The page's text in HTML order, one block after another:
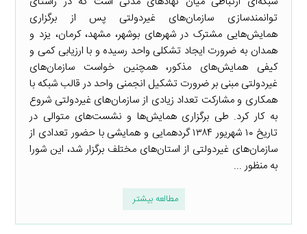
توانمندسازی سازمان‌های غیردولتی پس از برگزاری
همایش‌هایی مشترک در شهرهای بوشهر، مشهد، کرمان، یزد و
همدان به ضرورت ایجاد تشکلی واحد رسیده و با ارزیابی کمی و
کیفی همایش‌های مذکور، همچنین خواست سازمان‌های
غیردولتی مبنی بر ضرورت تشکیل انجمنی واحد در قالب شبکه با
همکاری و مشارکت تعداد زیادی از سازمان‌های غیردولتی شروع
به کار کرد. طی برگزاری همایش‌ها و نشست‌های متوالی در
تاریخ ۱۰ شهریور ۱۳۸۴ گردهمایی و همایشی با حضور تعدادی از
سازمان‌های غیردولتی از استان‌های مختلف برگزار شد، این شورا
به منظور ...
مطالعه بیشتر